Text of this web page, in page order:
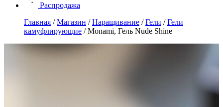
Распродажа
Главная /Магазин /Наращивание /Гели /Гели
камуфлирующие /Monami, Гель Nude Shine